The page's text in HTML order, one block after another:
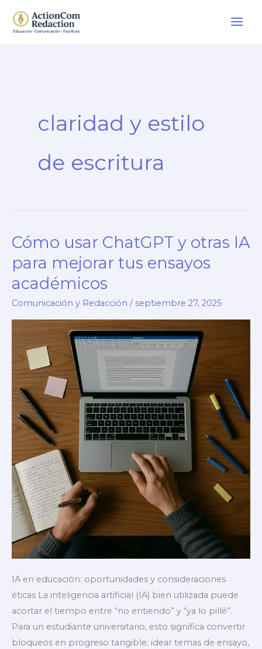
claridad y estilo
de escritura
Cómo usar ChatGPT y otras IA
para mejorar tus ensayos
académicos
Comunicación y Redacción / septiembre 27, 2025
IA en educación: oportunidades y consideraciones
éticas La inteligencia artificial (IA) bien utilizada puede
acortar el tiempo entre “no entiendo” y “ya lo pillé”.
Para un estudiante universitario, esto significa convertir
bloqueos en progreso tangible: idear temas de ensayo,